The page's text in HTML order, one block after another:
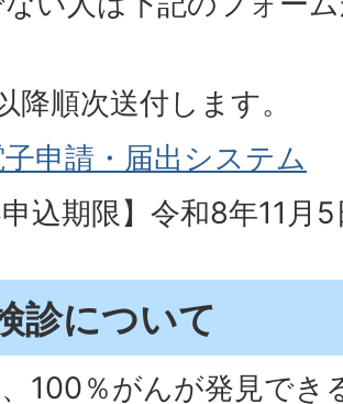
降順次送付します。
申請・届出システム
申込期限】令和8年11月
診について
100％がんが発見でき